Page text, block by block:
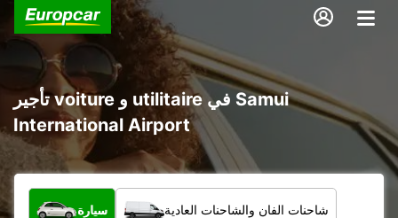
تأجير voiture و utilitaire في Samui
International Airport
ما نوع المركبة؟
سيارة شاحنات الفان والشاحنات العادية